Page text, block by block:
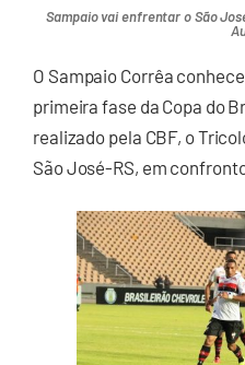
Sampaio vai enfrentar o São
O Sampaio Corrêa
primeira fase da Copa do
realizado pela CBF, o
São José-RS, em